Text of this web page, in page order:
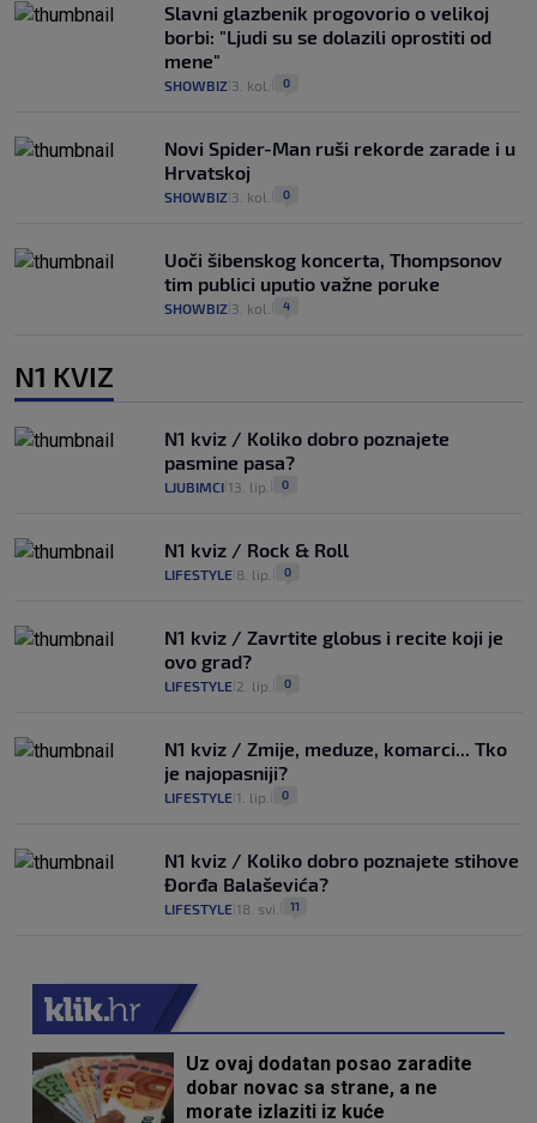
Slavni glazbenik progovorio o velikoj
borbi: "Ljudi su se dolazili oprostiti od
mene"
SHOWBIZ 3. kol. 0
Novi Spider-Man ruši rekorde zarade i u
Hrvatskoj
SHOWBIZ 3. kol. 0
Uoči šibenskog koncerta, Thompsonov
tim publici uputio važne poruke
SHOWBIZ 3. kol. 4
N1 KVIZ
N1 kviz / Koliko dobro poznajete
pasmine pasa?
LJUBIMCI 13. lip. 0
N1 kviz / Rock & Roll
LIFESTYLE 8. lip. 0
N1 kviz / Zavrtite globus i recite koji je
ovo grad?
LIFESTYLE 2. lip. 0
N1 kviz / Zmije, meduze, komarci... Tko
je najopasniji?
LIFESTYLE 1. lip. 0
N1 kviz / Koliko dobro poznajete stihove
Đorđa Balaševića?
LIFESTYLE 18. svi. 11
Uz ovaj dodatan posao zaradite
dobar novac sa strane, a ne
morate izlaziti iz kuće